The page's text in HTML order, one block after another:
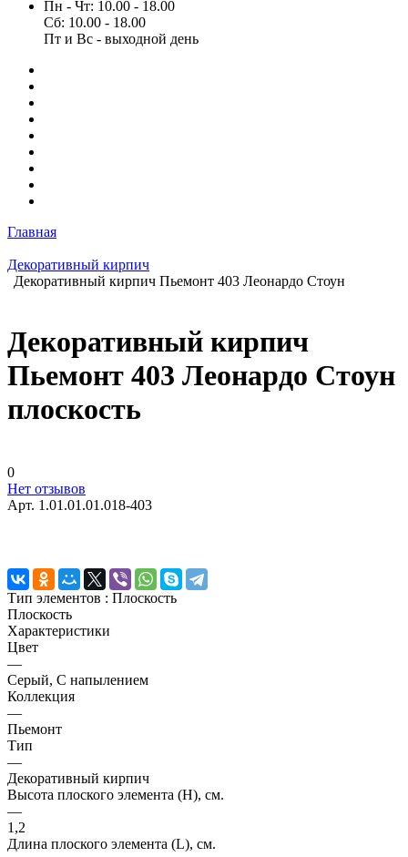
Пн - Чт: 10.00 - 18.00
Сб: 10.00 - 18.00
Пт и Вс - выходной день
Главная
Декоративный кирпич
Декоративный кирпич Пьемонт 403 Леонардо Стоун
Декоративный кирпич
Пьемонт 403 Леонардо Стоун
плоскость
0
Нет отзывов
Арт. 1.01.01.01.018-403
Тип элементов : Плоскость
Плоскость
Характеристики
Цвет
—
Серый, С напылением
Коллекция
—
Пьемонт
Тип
—
Декоративный кирпич
Высота плоского элемента (H), см.
—
1,2
Длина плоского элемента (L), см.